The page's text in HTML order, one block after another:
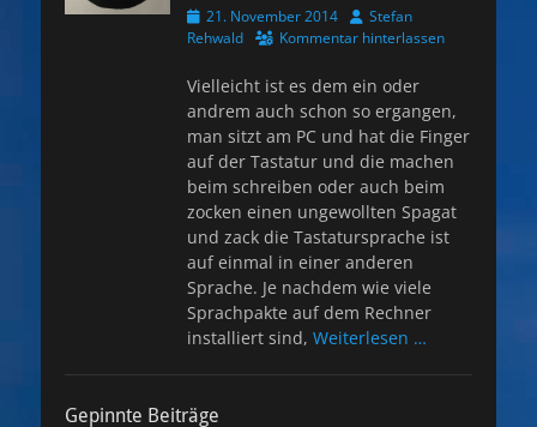
Veröffentlicht
am
21. November 2014 AutorStefan
Rehwald
Kommentar hinterlassen
Vielleicht ist es dem ein oder
andrem auch schon so ergangen,
man sitzt am PC und hat die Finger
auf der Tastatur und die machen
beim schreiben oder auch beim
zocken einen ungewollten Spagat
und zack die Tastatursprache ist
auf einmal in einer anderen
Sprache. Je nachdem wie viele
Sprachpakte auf dem Rechner
installiert sind, Weiterlesen …
Gepinnte Beiträge